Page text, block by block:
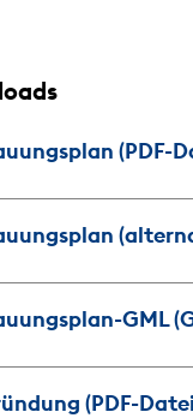
(PDF-
GML
(PDF-